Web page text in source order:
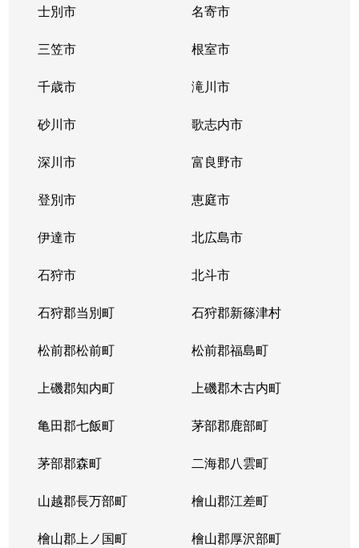
士別市 名寄市
三笠市 根室市
千歳市 滝川市
砂川市 歌志内市
深川市 富良野市
登別市 恵庭市
伊達市 北広島市
石狩市 北斗市
石狩郡当別町 石狩郡新篠津村
松前郡松前町 松前郡福島町
上磯郡知内町 上磯郡木古内町
亀田郡七飯町 茅部郡鹿部町
茅部郡森町 二海郡八雲町
山越郡長万部町 檜山郡江差町
檜山郡上ノ国町 檜山郡厚沢部町